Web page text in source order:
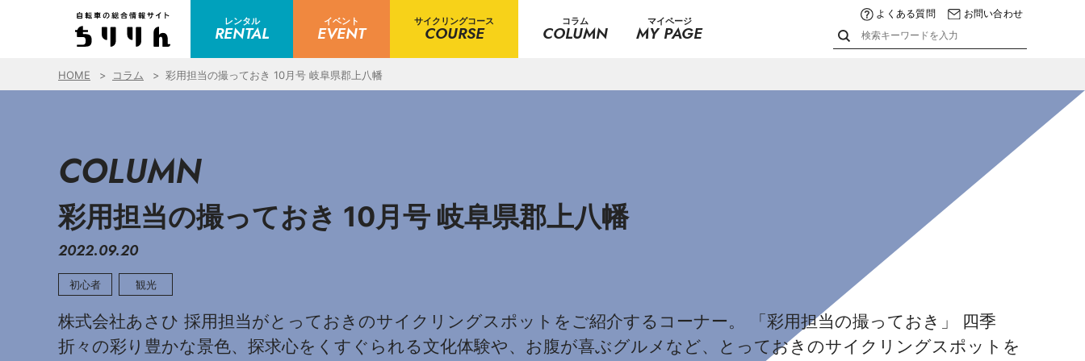
レンタル
RENTAL
イベント
EVENT
サイクリングコース
COURSE
コラム
COLUMN
マイページ
MY PAGE
よくある質問 お問い合わせ
HOME コラム 彩用担当の撮っておき 10月号 岐阜県郡上八幡
COLUMN
彩用担当の撮っておき 10月号 岐阜県郡上八幡
2022.09.20
初心者 観光
株式会社あさひ 採用担当がとっておきのサイクリングスポットをご紹介するコーナー。 「彩用担当の撮っておき」 四季
折々の彩り豊かな景色、探求心をくすぐられる文化体験や、お腹が喜ぶグルメなど、とっておきのサイクリングスポットを